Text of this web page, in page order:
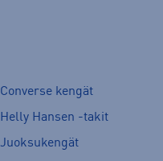
Converse kengät
Helly Hansen -takit
Juoksukengät